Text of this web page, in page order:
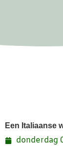
Een Italiaanse
donderdag